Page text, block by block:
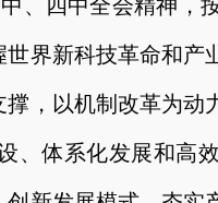
、四中全会精神，
界新科技革命和产
，以机制改革为动
、体系化发展和高